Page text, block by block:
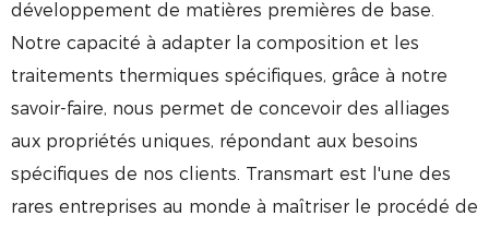
développement de matières premières de base.
Notre capacité à adapter la composition et les
traitements thermiques spécifiques, grâce à notre
savoir-faire, nous permet de concevoir des alliages
aux propriétés uniques, répondant aux besoins
spécifiques de nos clients. Transmart est l'une des
rares entreprises au monde à maîtriser le procédé de